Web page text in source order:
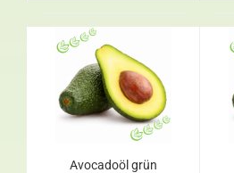
Avocadoöl grün